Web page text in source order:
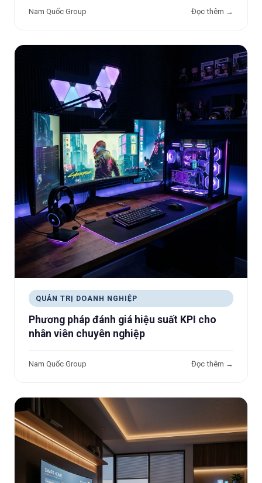
Nam Quốc Group Đọc thêm →
QUẢN TRỊ DOANH NGHIỆP
Phương pháp đánh giá hiệu suất KPI cho
nhân viên chuyên nghiệp
Nam Quốc Group Đọc thêm →